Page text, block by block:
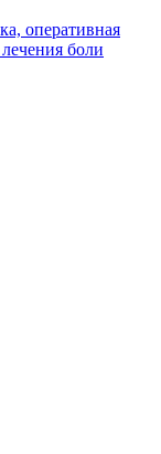
оперативная
боли